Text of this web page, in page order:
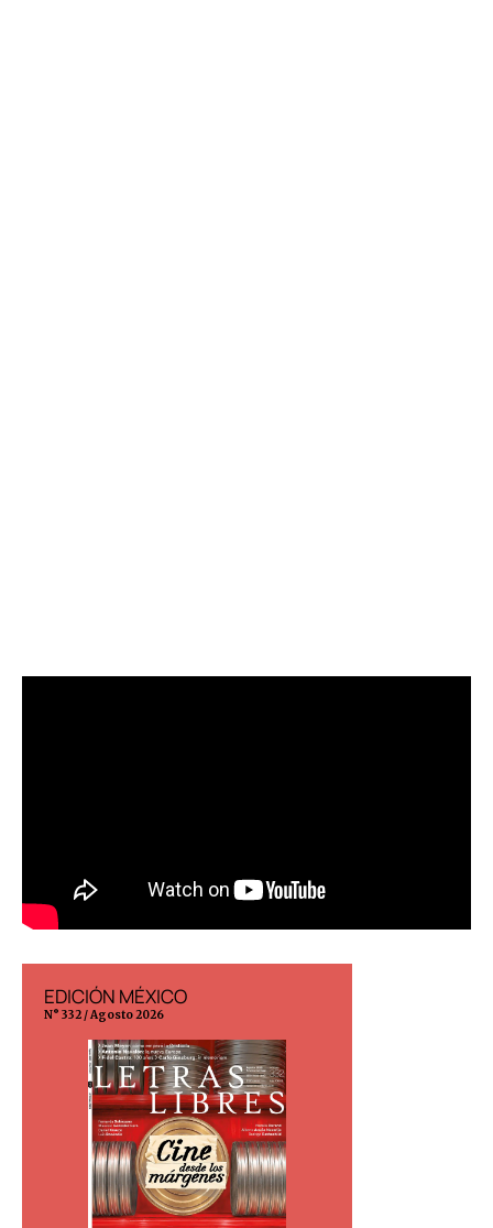
EDICIÓN MÉXICO
N° 332 / Agosto 2026